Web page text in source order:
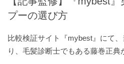
プーの選び方
比較検証サイト『mybest』にて
り、毛髪診断士でもある藤巻正